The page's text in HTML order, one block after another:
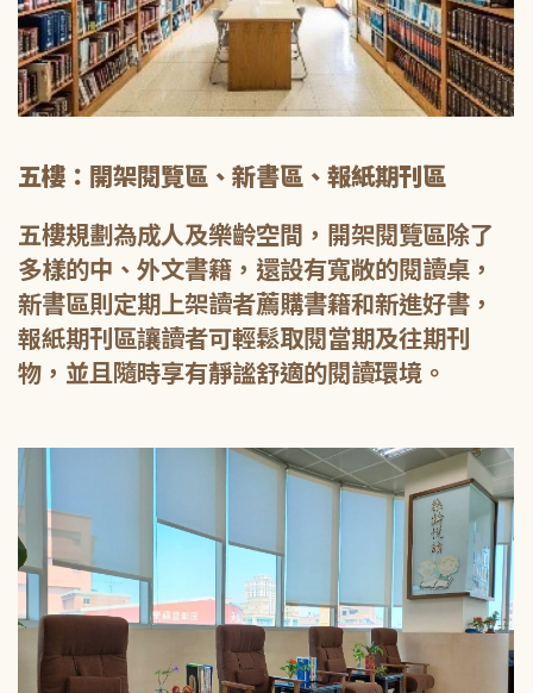
五樓：開架閱覽區、新書區、報紙期刊區
五樓規劃為成人及樂齡空間，開架閱覽區除了
多樣的中、外文書籍，還設有寬敞的閱讀桌，
新書區則定期上架讀者薦購書籍和新進好書，
報紙期刊區讓讀者可輕鬆取閱當期及往期刊
物，並且隨時享有靜謐舒適的閱讀環境。